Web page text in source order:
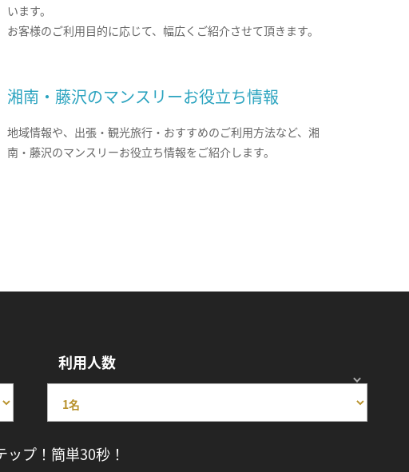
います。
お客様のご利用目的に応じて、幅広くご紹介させて頂きます。
湘南・藤沢のマンスリーお役立ち情報
地域情報や、出張・観光旅行・おすすめのご利用方法など、湘
南・藤沢のマンスリーお役立ち情報をご紹介します。
利用人数
ップ！簡単30秒！